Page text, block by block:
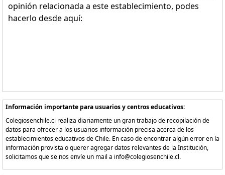
opinión relacionada a este establecimiento, podes
hacerlo desde aquí:
Información importante para usuarios y centros educativos:
Colegiosenchile.cl realiza diariamente un gran trabajo de recopilación de
datos para ofrecer a los usuarios información precisa acerca de los
establecimientos educativos de Chile. En caso de encontrar algún error en la
información provista o querer agregar datos relevantes de la Institución,
solicitamos que se nos envíe un mail a info@colegiosenchile.cl.